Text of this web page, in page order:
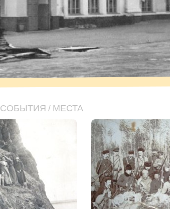
СОБЫТИЯ / МЕСТА